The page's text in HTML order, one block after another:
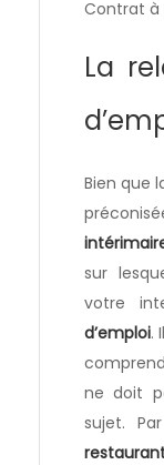
Contrat à
La
Bien que
sur
votre
d’emploi.
ne doit
sujet.